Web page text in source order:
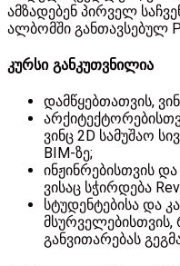
ამზადებენ პირველ
ალბომში განთავსებულ
კურსი განკუთვნილია
დამწყებთათვის,
ვინც 2D სამუშაო
BIM-ზე;
ინჟინრებისთვის
ვისაც სჭირდება
სტუდენტებისა და
განვითარებას